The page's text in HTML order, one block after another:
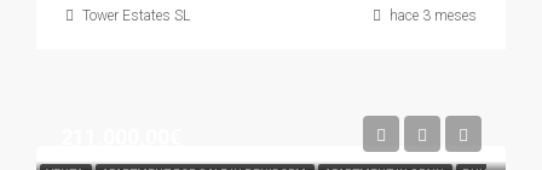
Tower Estates SL hace 3 meses